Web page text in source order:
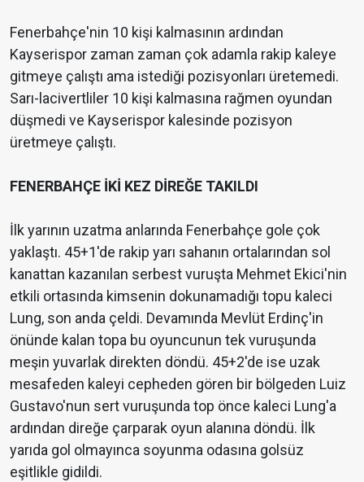
Fenerbahçe'nin 10 kişi kalmasının ardından
Kayserispor zaman zaman çok adamla rakip kaleye
gitmeye çalıştı ama istediği pozisyonları üretemedi.
Sarı-lacivertliler 10 kişi kalmasına rağmen oyundan
düşmedi ve Kayserispor kalesinde pozisyon
üretmeye çalıştı.
FENERBAHÇE İKİ KEZ DİREĞE TAKILDI
İlk yarının uzatma anlarında Fenerbahçe gole çok
yaklaştı. 45+1'de rakip yarı sahanın ortalarından sol
kanattan kazanılan serbest vuruşta Mehmet Ekici'nin
etkili ortasında kimsenin dokunamadığı topu kaleci
Lung, son anda çeldi. Devamında Mevlüt Erdinç'in
önünde kalan topa bu oyuncunun tek vuruşunda
meşin yuvarlak direkten döndü. 45+2'de ise uzak
mesafeden kaleyi cepheden gören bir bölgeden Luiz
Gustavo'nun sert vuruşunda top önce kaleci Lung'a
ardından direğe çarparak oyun alanına döndü. İlk
yarıda gol olmayınca soyunma odasına golsüz
eşitlikle gidildi.